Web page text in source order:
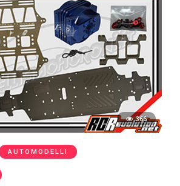
366
AUTOMODELLI